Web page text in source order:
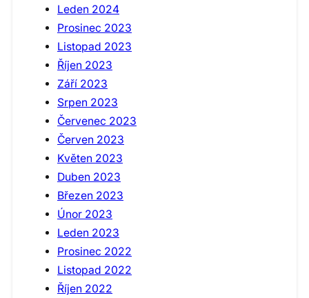
Leden 2024
Prosinec 2023
Listopad 2023
Říjen 2023
Září 2023
Srpen 2023
Červenec 2023
Červen 2023
Květen 2023
Duben 2023
Březen 2023
Únor 2023
Leden 2023
Prosinec 2022
Listopad 2022
Říjen 2022